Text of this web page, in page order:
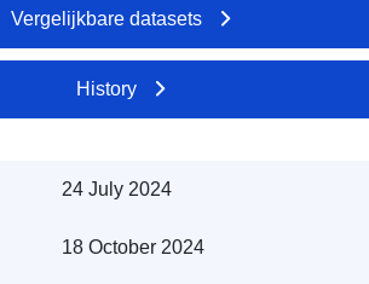
Vergelijkbare datasets
History
24 July 2024
18 October 2024